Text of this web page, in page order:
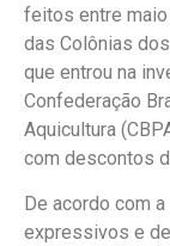
feitos entre
das Colônias
que entrou na
Confederação
Aquicultura
com descontos
De acordo com
expressivos e